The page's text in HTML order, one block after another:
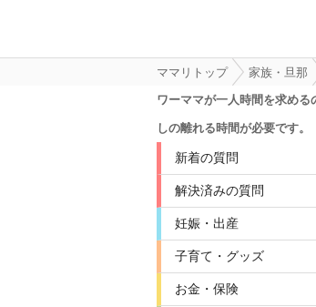
ママリトップ
家族・旦那
ワーママが一人時間を求め
しの離れる時間が必要です。
新着の質問
解決済みの質問
妊娠・出産
子育て・グッズ
お金・保険